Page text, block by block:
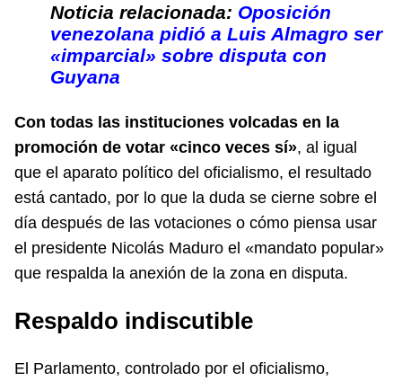
Noticia relacionada: Oposición
venezolana pidió a Luis Almagro ser
«imparcial» sobre disputa con
Guyana
Con todas las instituciones volcadas en la
promoción de votar «cinco veces sí», al igual
que el aparato político del oficialismo, el resultado
está cantado, por lo que la duda se cierne sobre el
día después de las votaciones o cómo piensa usar
el presidente Nicolás Maduro el «mandato popular»
que respalda la anexión de la zona en disputa.
Respaldo indiscutible
El Parlamento, controlado por el oficialismo,